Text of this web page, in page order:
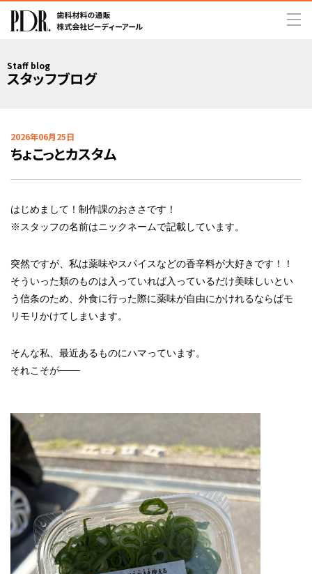
Staff blog
スタッフブログ
2026年06月25日
ちょこっとカスタム
はじめまして！制作課のおささです！
※スタッフの名前はニックネームで記載しています。
突然ですが、私は薬味やスパイスなどの香辛料が大好きです！！
そういった類のものは入っていれば入っているだけ美味しいとい
う信条のため、外食に行った際に薬味が自由にかけれるならばモ
リモリかけてしまいます。
そんな私、最近あるものにハマっています。
それこそが───